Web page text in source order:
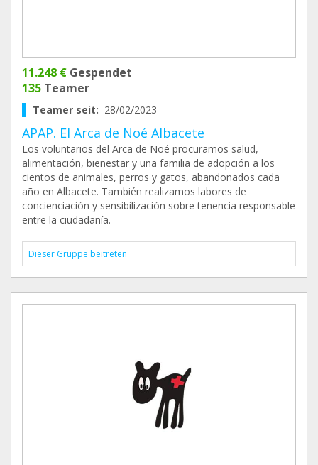
11.248 € Gespendet
135 Teamer
Teamer seit: 28/02/2023
APAP. El Arca de Noé Albacete
Los voluntarios del Arca de Noé procuramos salud,
alimentación, bienestar y una familia de adopción a los
cientos de animales, perros y gatos, abandonados cada
año en Albacete. También realizamos labores de
concienciación y sensibilización sobre tenencia responsable
entre la ciudadanía.
Dieser Gruppe beitreten